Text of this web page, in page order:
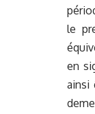
le
en
ainsi